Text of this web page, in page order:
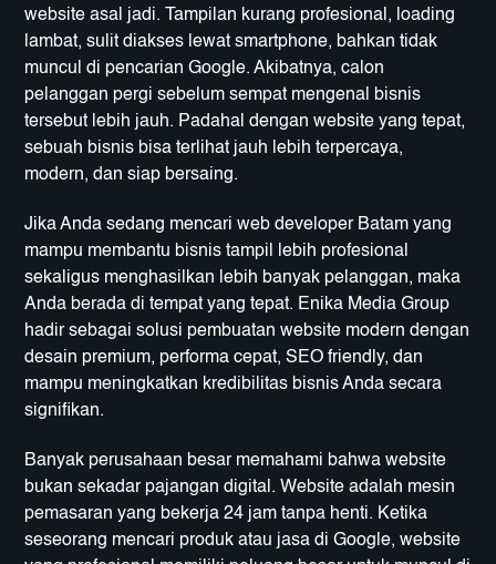
website asal jadi. Tampilan kurang profesional, loading
lambat, sulit diakses lewat smartphone, bahkan tidak
muncul di pencarian Google. Akibatnya, calon
pelanggan pergi sebelum sempat mengenal bisnis
tersebut lebih jauh. Padahal dengan website yang tepat,
sebuah bisnis bisa terlihat jauh lebih terpercaya,
modern, dan siap bersaing.
Jika Anda sedang mencariweb developer Batam yang
mampu membantu bisnis tampil lebih profesional
sekaligus menghasilkan lebih banyak pelanggan, maka
Anda berada di tempat yang tepat. Enika Media Group
hadir sebagai solusi pembuatan website modern dengan
desain premium, performa cepat, SEO friendly, dan
mampu meningkatkan kredibilitas bisnis Anda secara
signifikan.
Banyak perusahaan besar memahami bahwa website
bukan sekadar pajangan digital. Website adalah mesin
pemasaran yang bekerja 24 jam tanpa henti. Ketika
seseorang mencari produk atau jasa di Google, website